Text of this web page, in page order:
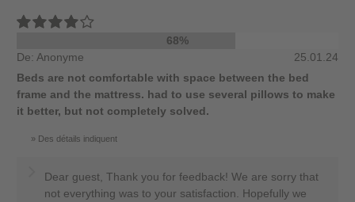
68%
De: Anonyme
25.01.24
Beds are not comfortable with space between the bed
frame and the mattress. had to use several pillows to make
it better, but not completely solved.
Des détails indiquent
Dear guest, Thank you for feedback! We are sorry that
not everything was to your satisfaction. Hopefully we